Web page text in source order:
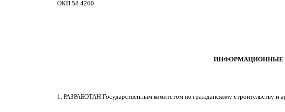
ОКП 58 4200
ИНФОРМАЦИОННЫЕ
1. РАЗРАБОТАН Государственным комитетом по гражданскому строительству и